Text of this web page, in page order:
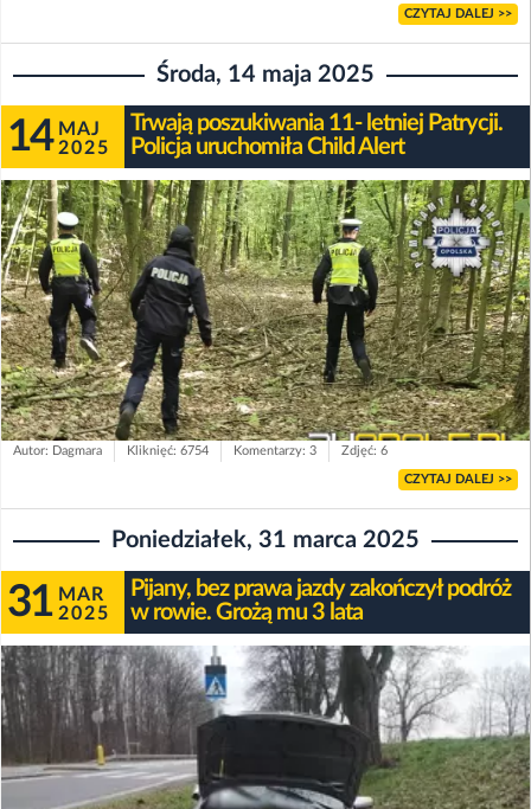
CZYTAJ DALEJ >>
Środa, 14 maja 2025
14 MAJ
2025
Trwają poszukiwania 11- letniej Patrycji.
Policja uruchomiła Child Alert
Autor: Dagmara Kliknięć: 6754 Komentarzy: 3 Zdjęć: 6
CZYTAJ DALEJ >>
Poniedziałek, 31 marca 2025
31 MAR
2025
Pijany, bez prawa jazdy zakończył podróż
w rowie. Grożą mu 3 lata